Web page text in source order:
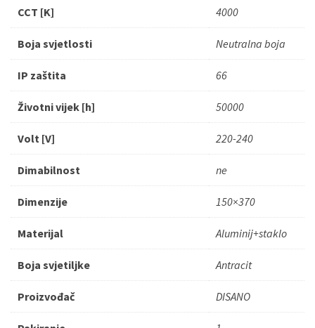
CCT [K] 4000
Boja svjetlosti Neutralna boja
IP zaštita 66
Životni vijek [h] 50000
Volt [V] 220-240
Dimabilnost ne
Dimenzije 150×370
Materijal Aluminij+staklo
Boja svjetiljke Antracit
Proizvođač DISANO